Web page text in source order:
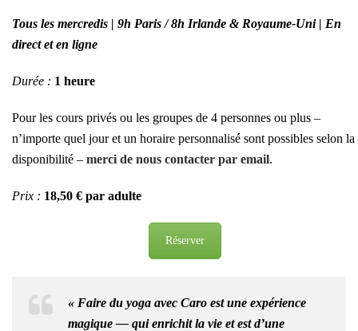
Tous les mercredis | 9h Paris / 8h Irlande & Royaume-Uni | En
direct et en ligne
Durée : 1 heure
Pour les cours privés ou les groupes de 4 personnes ou plus –
n’importe quel jour et un horaire personnalisé sont possibles selon la
disponibilité – merci de nous contacter par email.
Prix : 18,50 € par adulte
Réserver
« Faire du yoga avec Caro est une expérience
magique — qui enrichit la vie et est d’une